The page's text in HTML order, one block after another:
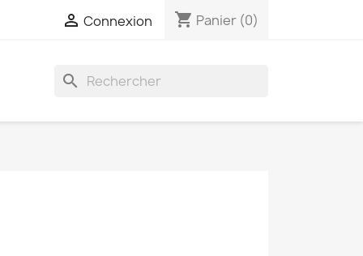
 Connexion shopping_cart Panier (0)
search